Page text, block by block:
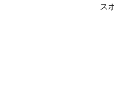
ス